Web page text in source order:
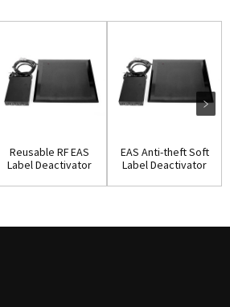
Reusable RF EAS
Label Deactivator
EAS Anti-theft Soft
Label Deactivator